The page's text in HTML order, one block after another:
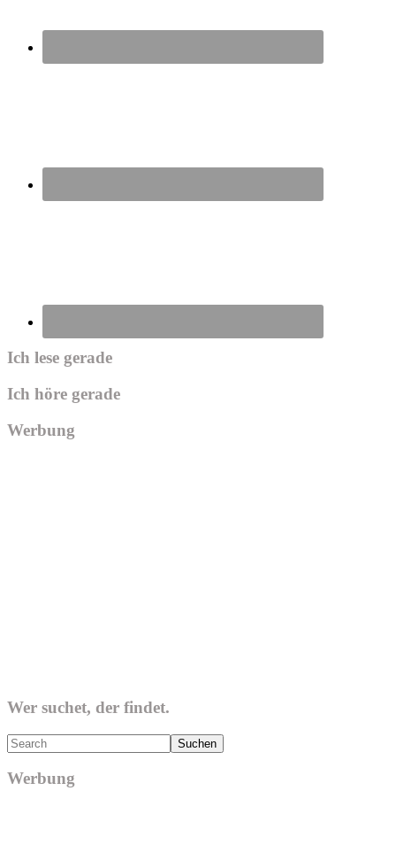
Ich lese gerade
Ich höre gerade
Werbung
Wer suchet, der findet.
Search
Werbung